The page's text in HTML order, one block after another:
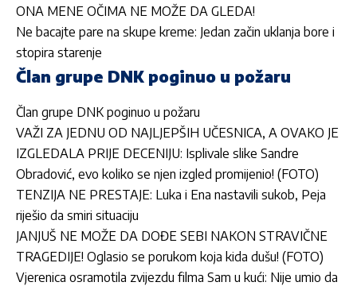
ONA MENE OČIMA NE MOŽE DA GLEDA!
Ne bacajte pare na skupe kreme: Jedan začin uklanja bore i
stopira starenje
Član grupe DNK poginuo u požaru
Član grupe DNK poginuo u požaru
VAŽI ZA JEDNU OD NAJLJEPŠIH UČESNICA, A OVAKO JE
IZGLEDALA PRIJE DECENIJU: Isplivale slike Sandre
Obradović, evo koliko se njen izgled promijenio! (FOTO)
TENZIJA NE PRESTAJE: Luka i Ena nastavili sukob, Peja
riješio da smiri situaciju
JANJUŠ NE MOŽE DA DOĐE SEBI NAKON STRAVIČNE
TRAGEDIJE! Oglasio se porukom koja kida dušu! (FOTO)
Vjerenica osramotila zvijezdu filma Sam u kući: Nije umio da